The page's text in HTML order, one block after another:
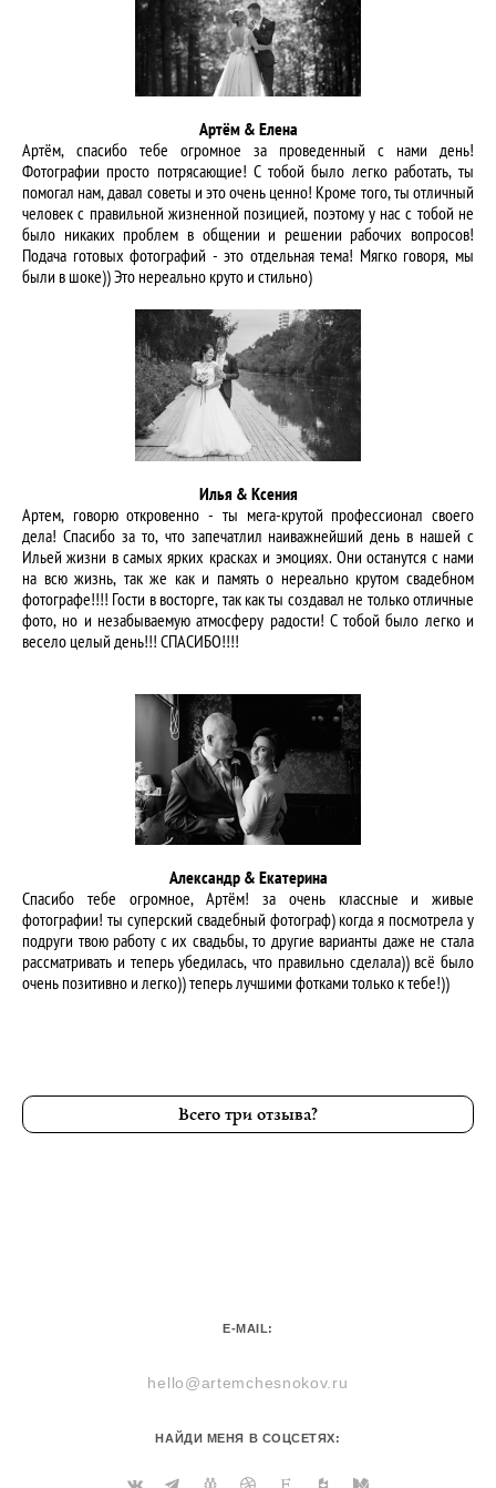
Артём & Елена
Артём, спасибо тебе огромное за проведенный с нами день!
Фотографии просто потрясающие! С тобой было легко работать, ты
помогал нам, давал советы и это очень ценно! Кроме того, ты отличный
человек с правильной жизненной позицией, поэтому у нас с тобой не
было никаких проблем в общении и решении рабочих вопросов!
Подача готовых фотографий - это отдельная тема! Мягко говоря, мы
были в шоке)) Это нереально круто и стильно)
Илья & Ксения
Артем, говорю откровенно - ты мега-крутой профессионал своего
дела! Спасибо за то, что запечатлил наиважнейший день в нашей с
Ильей жизни в самых ярких красках и эмоциях. Они останутся с нами
на всю жизнь, так же как и память о нереально крутом свадебном
фотографе!!!! Гости в восторге, так как ты создавал не только отличные
фото, но и незабываемую атмосферу радости! С тобой было легко и
весело целый день!!! СПАСИБО!!!!
Александр & Екатерина
Спасибо тебе огромное, Артём! за очень классные и живые
фотографии! ты суперский свадебный фотограф) когда я посмотрела у
подруги твою работу с их свадьбы, то другие варианты даже не стала
рассматривать и теперь убедилась, что правильно сделала)) всё было
очень позитивно и легко)) теперь лучшими фотками только к тебе!))
Всего три отзыва?
E-MAIL:
hello@artemchesnokov.ru
НАЙДИ МЕНЯ В СОЦСЕТЯХ: